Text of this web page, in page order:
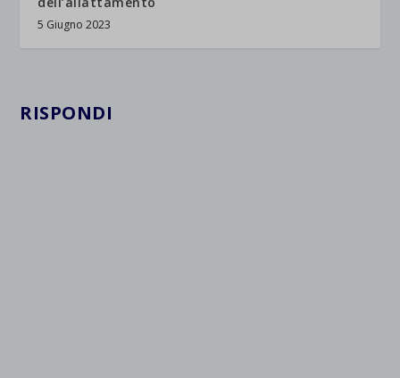
5 Giugno 2023
RISPONDI